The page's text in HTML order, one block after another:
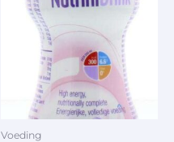
Voeding